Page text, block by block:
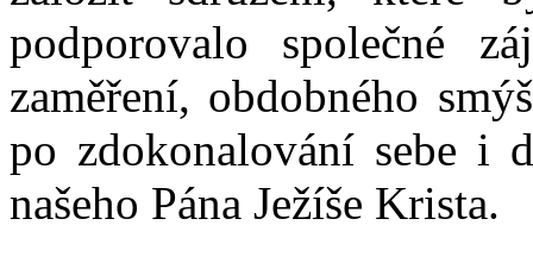
podporovalo společné
zaměření, obdobného
po zdokonalování sebe i
našeho Pána Ježíše Krista.